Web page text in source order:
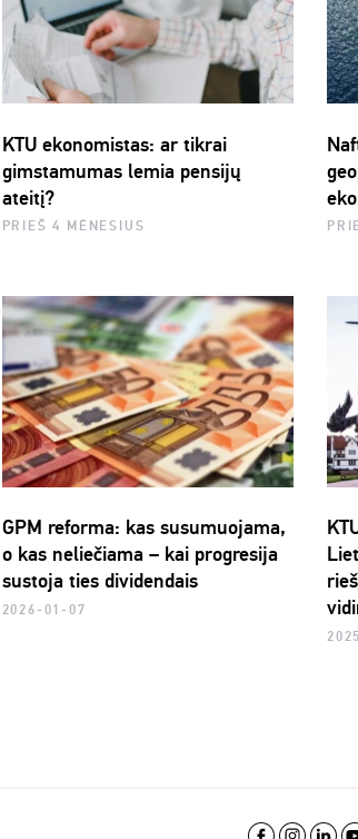
KTU ekonomistas: ar tikrai
gimstamumas lemia pensijų
ateitį?
PRIEŠ 4 MĖNESIUS
GPM reforma: kas susumuojama,
o kas neliečiama – kai progresija
sustoja ties dividendais
2026-01-07